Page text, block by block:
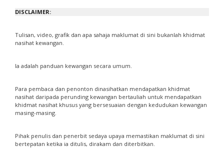
DISCLAIMER:
Tulisan, video, grafik dan apa sahaja maklumat di sini bukanlah khidmat
nasihat kewangan.
Ia adalah panduan kewangan secara umum.
Para pembaca dan penonton dinasihatkan mendapatkan khidmat
nasihat daripada perunding kewangan bertauliah untuk mendapatkan
khidmat nasihat khusus yang bersesuaian dengan kedudukan kewangan
masing-masing.
Pihak penulis dan penerbit sedaya upaya memastikan maklumat di sini
bertepatan ketika ia ditulis, dirakam dan diterbitkan.